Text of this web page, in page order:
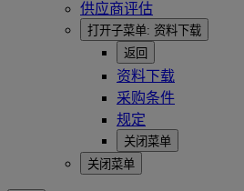
供应商评估
打开子菜单: 资料下载
返回
资料下载
采购条件
规定
关闭菜单
关闭菜单